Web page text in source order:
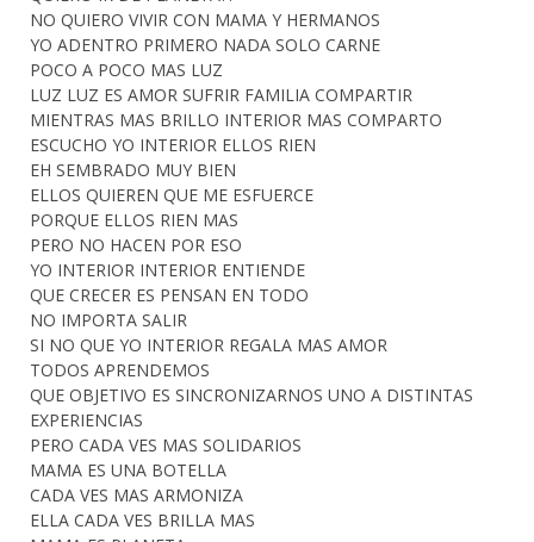
NO QUIERO VIVIR CON MAMA Y HERMANOS
YO ADENTRO PRIMERO NADA SOLO CARNE
POCO A POCO MAS LUZ
LUZ LUZ ES AMOR SUFRIR FAMILIA COMPARTIR
MIENTRAS MAS BRILLO INTERIOR MAS COMPARTO
ESCUCHO YO INTERIOR ELLOS RIEN
EH SEMBRADO MUY BIEN
ELLOS QUIEREN QUE ME ESFUERCE
PORQUE ELLOS RIEN MAS
PERO NO HACEN POR ESO
YO INTERIOR INTERIOR ENTIENDE
QUE CRECER ES PENSAN EN TODO
NO IMPORTA SALIR
SI NO QUE YO INTERIOR REGALA MAS AMOR
TODOS APRENDEMOS
QUE OBJETIVO ES SINCRONIZARNOS UNO A DISTINTAS
EXPERIENCIAS
PERO CADA VES MAS SOLIDARIOS
MAMA ES UNA BOTELLA
CADA VES MAS ARMONIZA
ELLA CADA VES BRILLA MAS